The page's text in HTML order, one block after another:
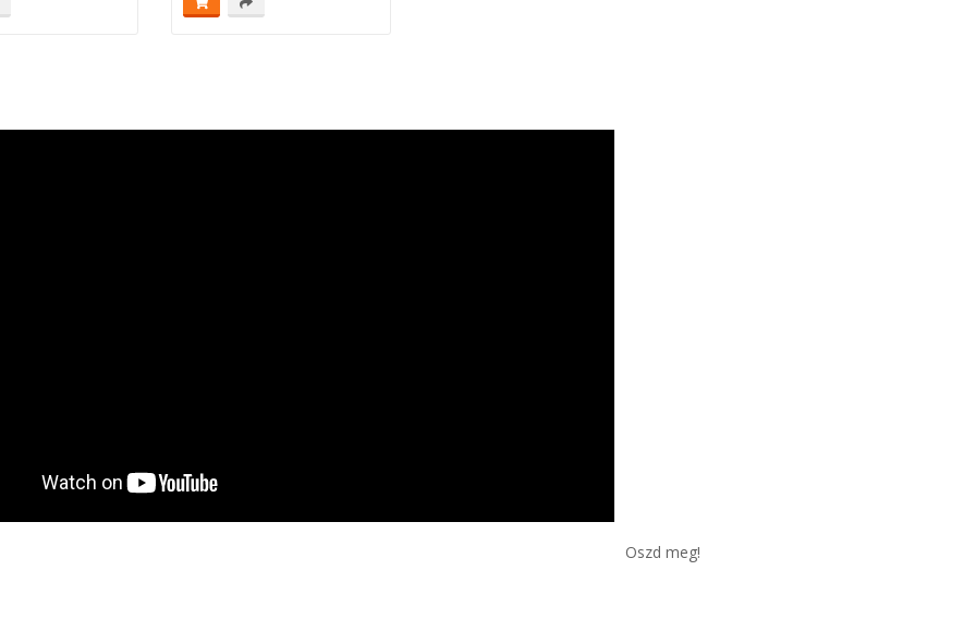
Oszd meg!